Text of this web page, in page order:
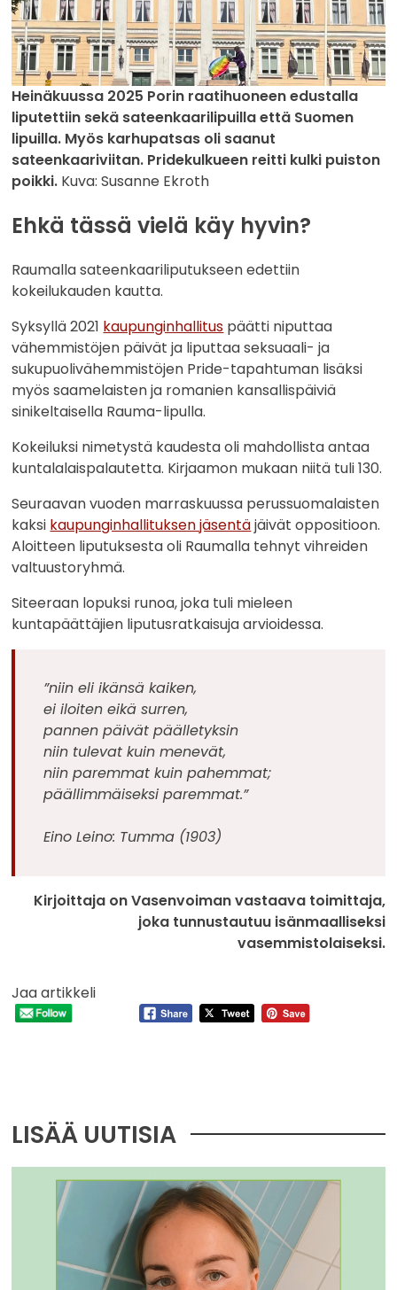
Heinäkuussa 2025 Porin raatihuoneen edustalla
liputettiin sekä sateenkaarilipuilla että Suomen
lipuilla. Myös karhupatsas oli saanut
sateenkaariviitan. Pridekulkueen reitti kulki puiston
poikki. Kuva: Susanne Ekroth
Ehkä tässä vielä käy hyvin?
Raumalla sateenkaariliputukseen edettiin
kokeilukauden kautta.
Syksyllä 2021 kaupunginhallitus päätti niputtaa
vähemmistöjen päivät ja liputtaa seksuaali- ja
sukupuolivähemmistöjen Pride-tapahtuman lisäksi
myös saamelaisten ja romanien kansallispäiviä
sinikeltaisella Rauma-lipulla.
Kokeiluksi nimetystä kaudesta oli mahdollista antaa
kuntalalaispalautetta. Kirjaamon mukaan niitä tuli 130.
Seuraavan vuoden marraskuussa perussuomalaisten
kaksi kaupunginhallituksen jäsentäjäivät oppositioon.
Aloitteen liputuksesta oli Raumalla tehnyt vihreiden
valtuustoryhmä.
Siteeraan lopuksi runoa, joka tuli mieleen
kuntapäättäjien liputusratkaisuja arvioidessa.
”niin eli ikänsä kaiken,
ei iloiten eikä surren,
pannen päivät päälletyksin
niin tulevat kuin menevät,
niin paremmat kuin pahemmat;
päällimmäiseksi paremmat.”
Eino Leino: Tumma (1903)
Kirjoittaja on Vasenvoiman vastaava toimittaja,
joka tunnustautuu isänmaalliseksi
vasemmistolaiseksi.
Jaa artikkeli
LISÄÄ UUTISIA